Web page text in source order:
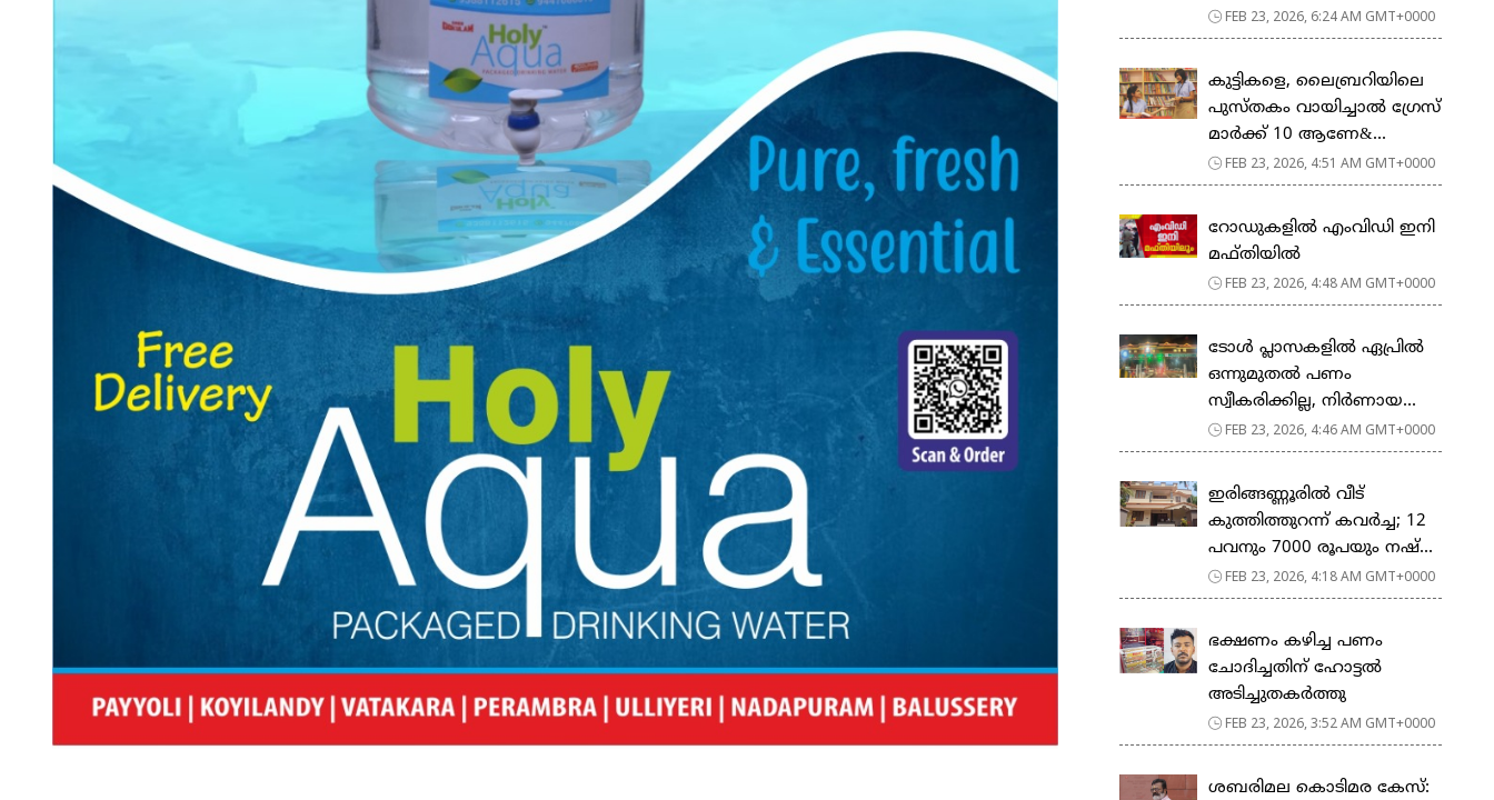
FEB 23, 2026, 6:24 AM GMT+0000
കുട്ടികളെ, ലൈബ്രറിയിലെ
പുസ്തകം വായിച്ചാല്‍ ഗ്രേസ്
മാര്‍ക്ക് 10 ആണേ&...
FEB 23, 2026, 4:51 AM GMT+0000
റോഡുകളില്‍ എംവിഡി ഇനി
മഫ്തിയില്‍
FEB 23, 2026, 4:48 AM GMT+0000
ടോള്‍ പ്ലാസകളില്‍ ഏപ്രില്‍
ഒന്നുമുതല്‍ പണം
സ്വീകരിക്കില്ല, നിര്‍ണായ...
FEB 23, 2026, 4:46 AM GMT+0000
ഇരിങ്ങണ്ണൂരിൽ വീട്
കുത്തിത്തുറന്ന് കവർച്ച; 12
പവനും 7000 രൂപയും നഷ്...
FEB 23, 2026, 4:18 AM GMT+0000
ഭക്ഷണം കഴിച്ച പണം
ചോദിച്ചതിന് ഹോട്ടൽ
അടിച്ചുതകർത്തു
FEB 23, 2026, 3:52 AM GMT+0000
ശബരിമല കൊടിമര കേസ്: